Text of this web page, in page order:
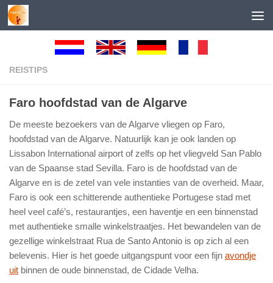
Skip to content
REISTIPS
Faro hoofdstad van de Algarve
De meeste bezoekers van de Algarve vliegen op Faro,
hoofdstad van de Algarve. Natuurlijk kan je ook landen op
Lissabon International airport of zelfs op het vliegveld San Pablo
van de Spaanse stad Sevilla. Faro is de hoofdstad van de
Algarve en is de zetel van vele instanties van de overheid. Maar,
Faro is ook een schitterende authentieke Portugese stad met
heel veel café’s, restaurantjes, een haventje en een binnenstad
met authentieke smalle winkelstraatjes. Het bewandelen van de
gezellige winkelstraat Rua de Santo Antonio is op zich al een
belevenis. Hier is het goede uitgangspunt voor een fijn avondje
uit binnen de oude binnenstad, de Cidade Velha.